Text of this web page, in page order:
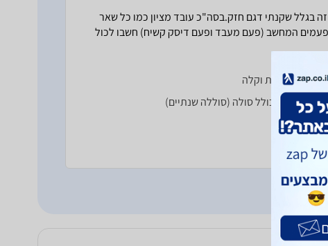
מחזיקה 15 דקות ויותר!!! אבל זה בגלל שקנתי דגם חזק.בסה"כ עובד מציון כמו כל שאר
המחשב (פעם מעבד ופעם דיסק קשיח) חשבו לכול